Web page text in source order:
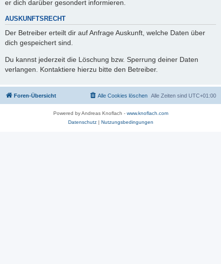
er dich darüber gesondert informieren.
AUSKUNFTSRECHT
Der Betreiber erteilt dir auf Anfrage Auskunft, welche Daten über
dich gespeichert sind.
Du kannst jederzeit die Löschung bzw. Sperrung deiner Daten
verlangen. Kontaktiere hierzu bitte den Betreiber.
Foren-Übersicht Alle Zeiten sind UTC+01:00
Alle Cookies löschen
Powered by Andreas Knoflach - www.knoflach.com
Datenschutz| Nutzungsbedingungen